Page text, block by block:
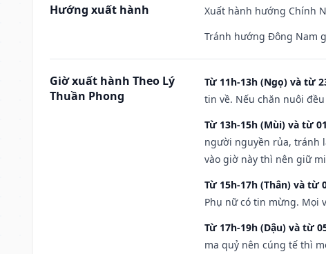
Hướng xuất hành
Xuất hành hướng Chính
Tránh hướng Đông Nam
Giờ xuất hành Theo Lý
Thuần Phong
Từ 11h-13h (Ngọ) và từ
tin về. Nếu chăn nuôi
Từ 13h-15h (Mùi) và từ
người nguyền rủa, tránh
vào giờ này thì nên giữ
Từ 15h-17h (Thân) và từ
Phụ nữ có tin mừng. Mọi
Từ 17h-19h (Dậu) và từ
ma quỷ nên cúng tế thì